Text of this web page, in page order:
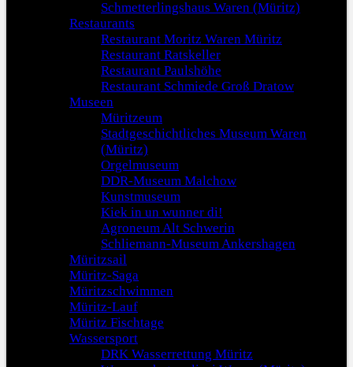
Schmetterlingshaus Waren (Müritz)
Restaurants
Restaurant Moritz Waren Müritz
Restaurant Ratskeller
Restaurant Paulshöhe
Restaurant Schmiede Groß Dratow
Museen
Müritzeum
Stadtgeschichtliches Museum Waren
(Müritz)
Orgelmuseum
DDR-Museum Malchow
Kunstmuseum
Kiek in un wunner di!
Agroneum Alt Schwerin
Schliemann-Museum Ankershagen
Müritzsail
Müritz-Saga
Müritzschwimmen
Müritz-Lauf
Müritz Fischtage
Wassersport
DRK Wasserrettung Müritz